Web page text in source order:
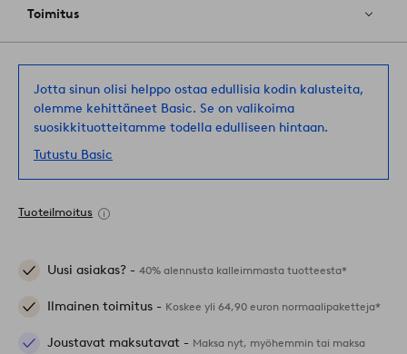
Toimitus
Jotta sinun olisi helppo ostaa edullisia kodin kalusteita,
olemme kehittäneet Basic. Se on valikoima
suosikkituotteitamme todella edulliseen hintaan.
Tutustu Basic
Tuoteilmoitus
Uusi asiakas? - 40% alennusta kalleimmasta tuotteesta*
Ilmainen toimitus - Koskee yli 64,90 euron normaalipaketteja*
Joustavat maksutavat - Maksa nyt, myöhemmin tai maksa